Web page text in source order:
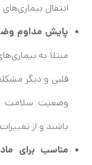
انتقال
پایش مداوم
مبتلا به
قلبی و دیگر
وضعیت سلامت
باشند و از
مناسب برای